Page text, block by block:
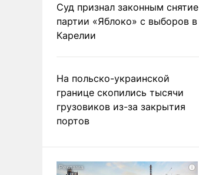
Суд признал законным снятие
партии «Яблоко» с выборов в
Карелии
На польско-украинской
границе скопились тысячи
грузовиков из-за закрытия
портов